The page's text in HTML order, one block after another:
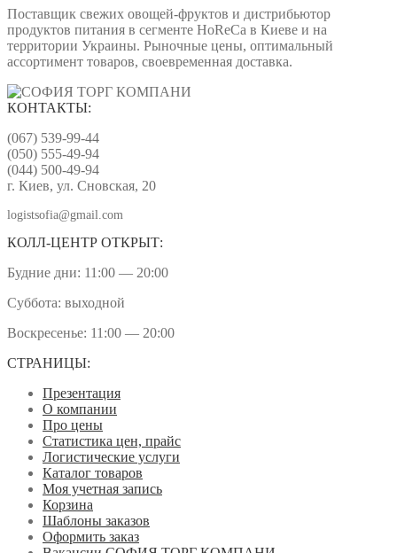
Поставщик свежих овощей-фруктов и дистрибьютор
продуктов питания в сегменте HoReCa в Киеве и на
территории Украины. Рыночные цены, оптимальный
ассортимент товаров, своевременная доставка.
КОНТАКТЫ:
(067) 539-99-44
(050) 555-49-94
(044) 500-49-94
г. Киев, ул. Сновская, 20
logistsofia@gmail.com
КОЛЛ-ЦЕНТР ОТКРЫТ:
Будние дни: 11:00 — 20:00
Суббота: выходной
Воскресенье: 11:00 — 20:00
СТРАНИЦЫ:
Презентация
О компании
Про цены
Статистика цен, прайс
Логистические услуги
Каталог товаров
Моя учетная запись
Корзина
Шаблоны заказов
Оформить заказ